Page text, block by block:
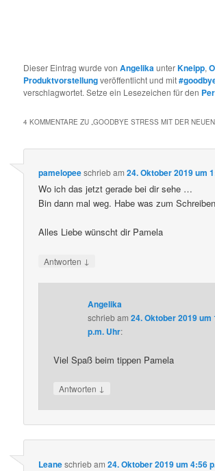
Dieser Eintrag wurde vonAngelikaunterKneipp,
Produktvorstellungveröffentlicht und mit
verschlagwortet. Setze ein Lesezeichen für den
4 KOMMENTARE ZU „GOODBYE STRESS MIT DER
pamelopeeschriebam24. Oktober 2019 um
Wo ich das jetzt gerade bei dir sehe …
Bin dann mal weg. Habe was zum
Alles Liebe wünscht dir Pamela
Antworten ↓
Angelika
schriebam24. Oktober 2019 um
p.m. Uhr:
Viel Spaß beim tippen Pamela
Antworten ↓
Leaneschriebam24. Oktober 2019 um 4:56